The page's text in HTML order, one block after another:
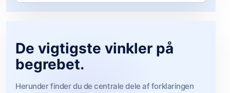
De vigtigste vinkler på
begrebet.
Herunder finder du de centrale dele af forklaringen